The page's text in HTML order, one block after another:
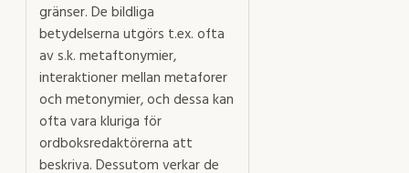
gränser. De bildliga
betydelserna utgörs t.ex. ofta
av s.k. metaftonymier,
interaktioner mellan metaforer
och metonymier, och dessa kan
ofta vara kluriga för
ordboksredaktörerna att
beskriva. Dessutom verkar de